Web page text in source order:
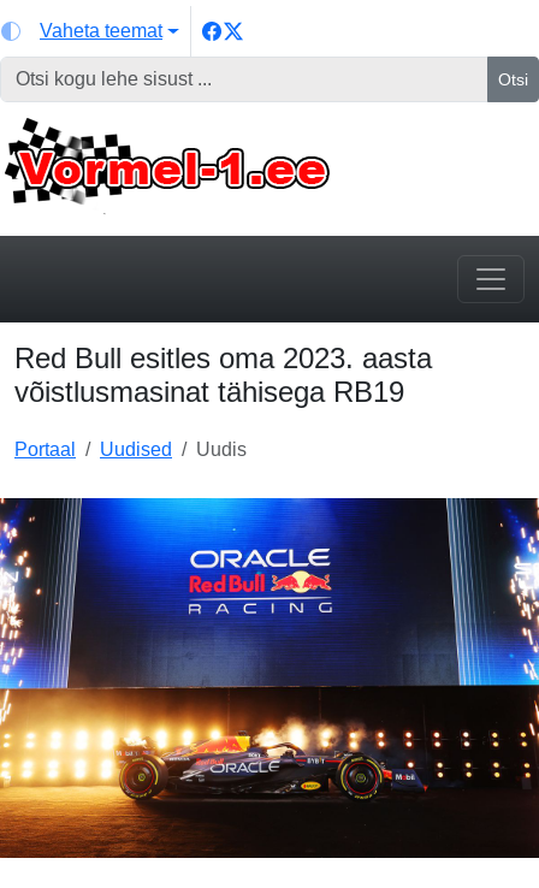
Vaheta teemat
Otsi
Red Bull esitles oma 2023. aasta
võistlusmasinat tähisega RB19
Portaal Uudised Uudis